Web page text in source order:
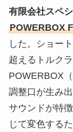
有限会社スペ
POWERBOX
した。ショー
超えるトルク
POWERBOX
調整口が生み
サウンドが特
じて変色する